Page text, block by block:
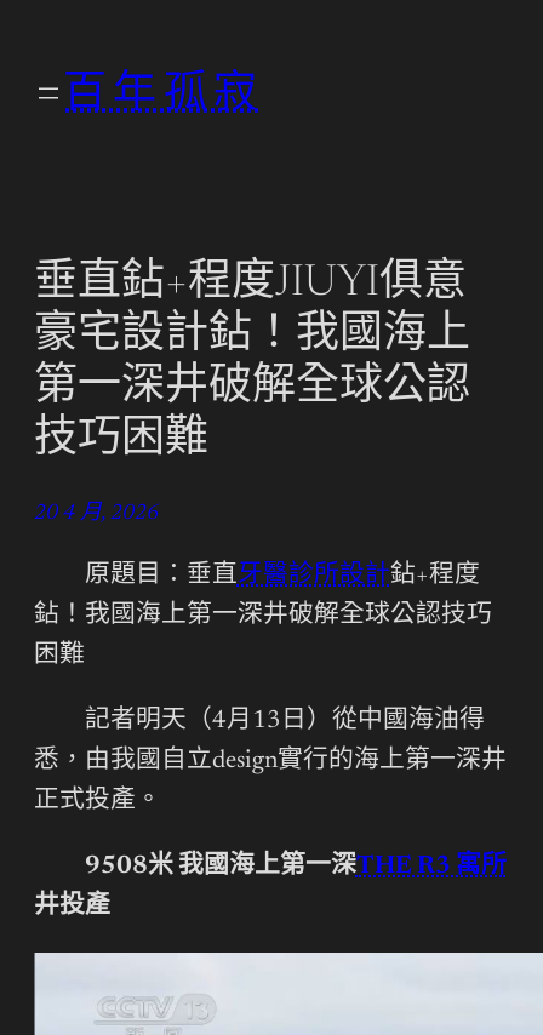
百年孤寂
垂直鉆+程度JIUYI俱意
豪宅設計鉆！我國海上
第一深井破解全球公認
技巧困難
20 4 月, 2026
原題目：垂直牙醫診所設計鉆+程度
鉆！我國海上第一深井破解全球公認技巧
困難
記者明天（4月13日）從中國海油得
悉，由我國自立design實行的海上第一深井
正式投產。
9508米 我國海上第一深THE R3 寓所
井投產